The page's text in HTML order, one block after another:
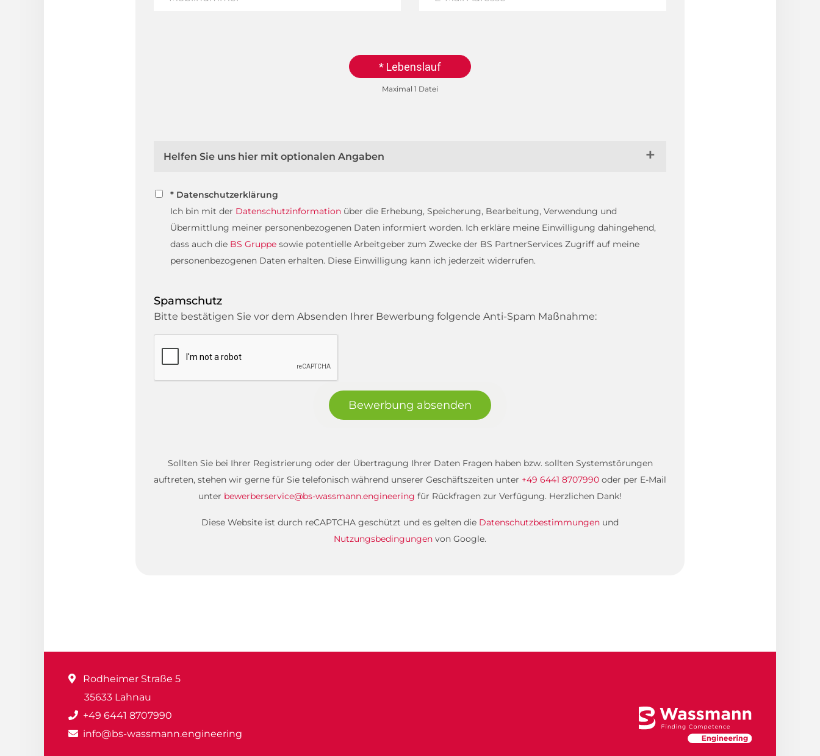
* Lebenslauf
Maximal 1 Datei
Helfen Sie uns hier mit optionalen Angaben
* Datenschutzerklärung
Ich bin mit der Datenschutzinformation über die Erhebung, Speicherung, Bearbeitung, Verwendung und
Übermittlung meiner personenbezogenen Daten informiert worden. Ich erkläre meine Einwilligung dahingehend,
dass auch die BS Gruppe sowie potentielle Arbeitgeber zum Zwecke der BS PartnerServices Zugriff auf meine
personenbezogenen Daten erhalten. Diese Einwilligung kann ich jederzeit widerrufen.
Spamschutz
Bitte bestätigen Sie vor dem Absenden Ihrer Bewerbung folgende Anti-Spam Maßnahme:
Bewerbung absenden
Sollten Sie bei Ihrer Registrierung oder der Übertragung Ihrer Daten Fragen haben bzw. sollten Systemstörungen
auftreten, stehen wir gerne für Sie telefonisch während unserer Geschäftszeiten unter +49 6441 8707990 oder per E-Mail
unter bewerberservice@bs-wassmann.engineering für Rückfragen zur Verfügung. Herzlichen Dank!
Diese Website ist durch reCAPTCHA geschützt und es gelten die Datenschutzbestimmungen und
Nutzungsbedingungen von Google.
Rodheimer Straße 5
35633 Lahnau
+49 6441 8707990
info@bs-wassmann.engineering